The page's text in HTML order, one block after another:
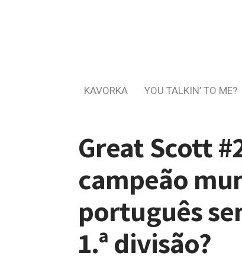
KAVORKA YOU TALKIN’ TO ME?
Great Scott
campeão
português
1.ª divisão?